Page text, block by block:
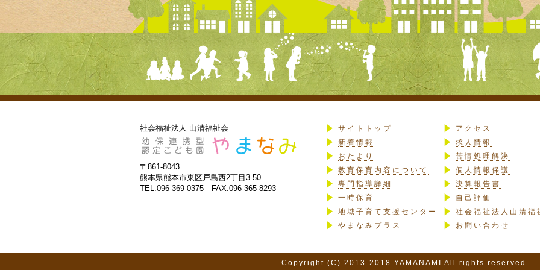
社会福祉法人 山清福祉会
〒861-8043
熊本県熊本市東区戸島西2丁目3-50
TEL.096-369-0375 FAX.096-365-8293
サイトトップ
新着情報
おたより
教育保育内容について
専門指導詳細
一時保育
地域子育て支援センター
やまなみプラス
アクセス
求人情報
苦情処理解決
個人情報保護
決算報告書
自己評価
社会福祉法人山清福
お問い合わせ
Copyright (C) 2013-2018 YAMANAMI All rights reserved.